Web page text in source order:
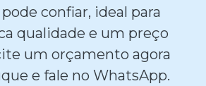
confiar, ideal para
qualidade e um preço
um orçamento agora
e fale no WhatsApp.